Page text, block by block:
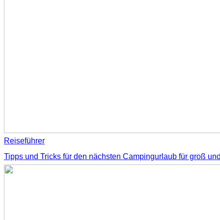
Reiseführer
Tipps und Tricks für den nächsten Campingurlaub für groß